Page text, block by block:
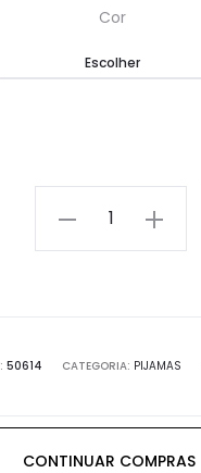
Cor
Quantidade
50614 CATEGORIA: PIJAMAS
CONTINUAR COMPRAS